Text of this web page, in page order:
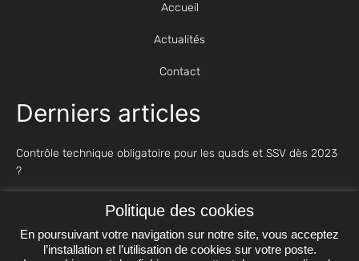
Accueil
Actualités
Contact
Derniers articles
Contrôle technique obligatoire pour les quads et SSV dès 2023
?
Polaris : des quads et des SSV performants
Sécurisez vos sorties quad : équipements, précautions, ...
Politique des cookies
En poursuivant votre navigation sur notre site, vous acceptez
l’installation et l’utilisation de cookies sur votre poste.